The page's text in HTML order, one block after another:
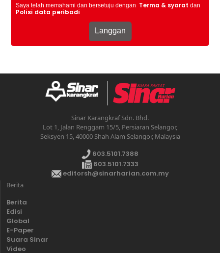
Saya telah memahami dan bersetuju dengan Terma & syarat dan
Polisi data peribadi
Sinar Karangkraf Sdn. Bhd.
Lot 1, Jalan Renggam 15/5, Persiaran Selangor,
Seksyen 15, 40000 Shah Alam Selangor, Malaysia
603.5101.7388
603.5101.7333
editorsh@sinarharian.com.my
Berita
Berita
Edisi
Global
E-Paper
Suara Sinar
Video